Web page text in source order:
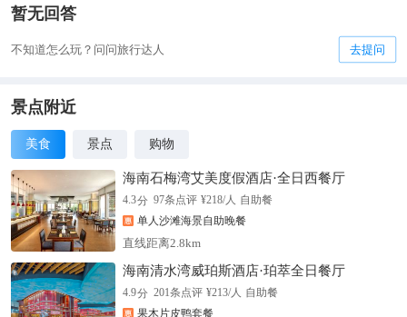
暂无回答
不知道怎么玩？问问旅行达人 去提问
景点附近
美食 景点 购物
海南石梅湾艾美度假酒店·全日西餐厅
4.3分 97条点评 ¥218/人 自助餐
单人沙滩海景自助晚餐
直线距离2.8km
海南清水湾威珀斯酒店·珀萃全日餐厅
4.9分 201条点评 ¥213/人 自助餐
果木片皮鸭套餐